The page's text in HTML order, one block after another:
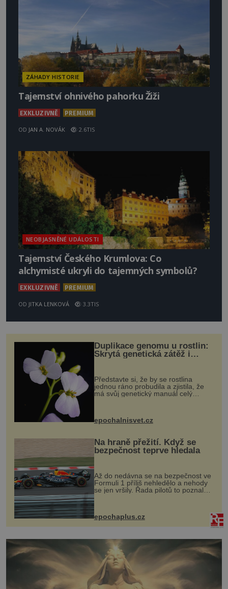
ZÁHADY HISTORIE
Tajemství ohnivého pahorku Žiži
EXKLUZIVNĚ PREMIUM
OD JAN A. NOVÁK 2.6TIS
NEOBJASNĚNÉ UDÁLOSTI
Tajemství Českého Krumlova: Co
alchymisté ukryli do tajemných symbolů?
EXKLUZIVNĚ PREMIUM
OD JITKA LENKOVÁ 3.3TIS
Duplikace genomu u rostlin:
Skrytá genetická zátěž i
Představte si, že by se rostlina
jednou ráno probudila a zjistila, že
má svůj genetický manuál celý
vstupenka...
epochalnisvet.cz
Na hraně přežití. Když se
bezpečnost teprve hledala
Až do nedávna se na bezpečnost ve
Formuli 1 příliš nehledělo a nehody
se jen vršily. Řada pilotů to poznala
na vlastní kůži, často s trvalými
následky nebo bohužel i ztrátou
života. Dnes nepochopiteln...
epochaplus.cz